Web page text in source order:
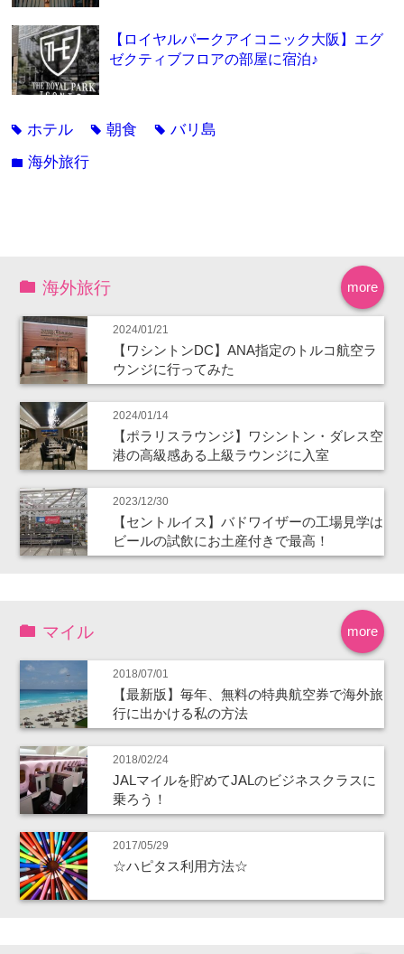
【ロイヤルパークアイコニック大阪】エグ
ゼクティブフロアの部屋に宿泊♪
tag ホテル tag朝食 tagバリ島
folder海外旅行
more
海外旅行
2024/01/21
【ワシントンDC】ANA指定のトルコ航空ラ
ウンジに行ってみた
2024/01/14
【ポラリスラウンジ】ワシントン・ダレス空
港の高級感ある上級ラウンジに入室
2023/12/30
【セントルイス】バドワイザーの工場見学は
ビールの試飲にお土産付きで最高！
more
マイル
2018/07/01
【最新版】毎年、無料の特典航空券で海外旅
行に出かける私の方法
2018/02/24
JALマイルを貯めてJALのビジネスクラスに
乗ろう！
2017/05/29
☆ハピタス利用方法☆